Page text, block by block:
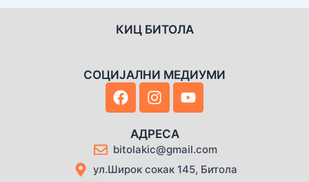
КИЦ БИТОЛА
СОЦИЈАЛНИ МЕДИУМИ
F
a
b
o
I
n
t
a
g
Y
o
u
b
АДРЕСА
bitolakic@gmail.com
ул.Широк сокак 145, Битола